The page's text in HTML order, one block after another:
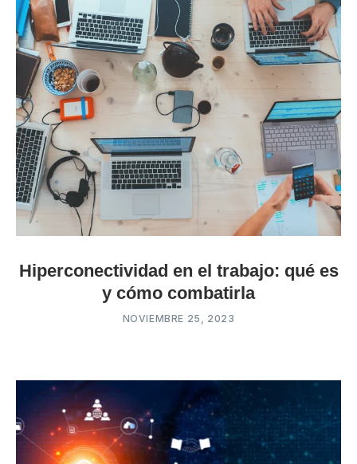
Hiperconectividad en el trabajo: qué es
y cómo combatirla
NOVIEMBRE 25, 2023